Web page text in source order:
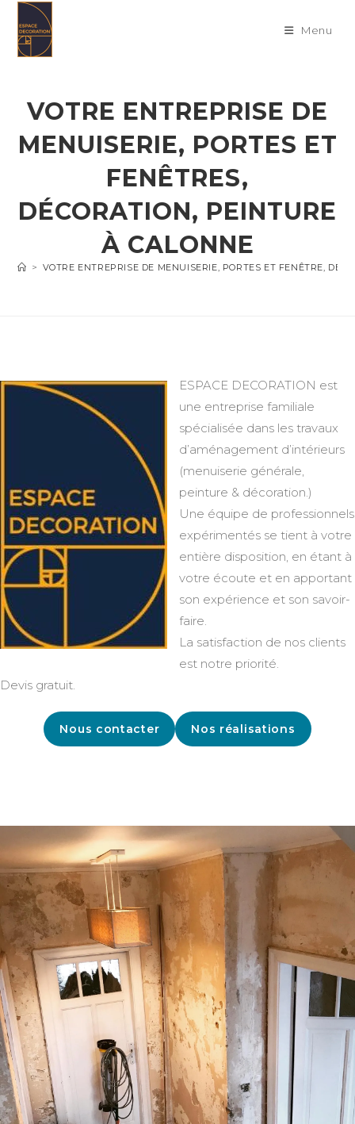
content
Menu
VOTRE ENTREPRISE DE
MENUISERIE, PORTES ET
FENÊTRES,
DÉCORATION, PEINTURE
À CALONNE
> VOTRE ENTREPRISE DE MENUISERIE, PORTES ET FENÊTRE,
ESPACE DECORATION est
une entreprise familiale
spécialisée dans les travaux
d’aménagement d’intérieurs
(menuiserie générale,
peinture & décoration.)
Une équipe de professionnels
expérimentés se tient à votre
entière disposition, en étant à
votre écoute et en apportant
son expérience et son savoir-
faire.
La satisfaction de nos clients
est notre priorité.
Devis gratuit.
Nous contacter Nos réalisations